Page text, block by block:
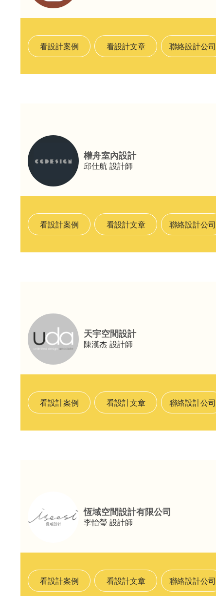
看設計案例 看設計文章 聯絡設計公司
權舟室內設計
邱仕航 設計師
看設計案例 看設計文章 聯絡設計公司
天宇空間設計
陳漢杰 設計師
看設計案例 看設計文章 聯絡設計公司
恆域空間設計有限公司
李怡瑩 設計師
看設計案例 看設計文章 聯絡設計公司